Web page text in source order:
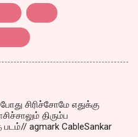
சிரிச்சோமே எதுக்கு
திரும்ப
agmark CableSankar